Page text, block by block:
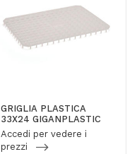
GRIGLIA PLASTICA
33X24 GIGANPLASTIC
Accedi per vedere i
prezzi